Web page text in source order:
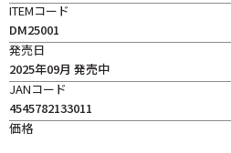
ITEMコード
DM25001
発売日
2025年09月 発売中
JANコード
4545782133011
価格